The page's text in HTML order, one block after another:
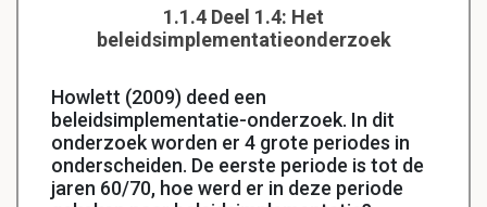
1.1.4 Deel 1.4: Het
beleidsimplementatieonderzoek
Howlett (2009) deed een
beleidsimplementatie-onderzoek. In dit
onderzoek worden er 4 grote periodes in
onderscheiden. De eerste periode is tot de
jaren 60/70, hoe werd er in deze periode